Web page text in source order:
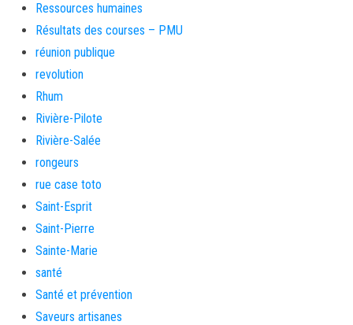
Ressources humaines
Résultats des courses – PMU
réunion publique
revolution
Rhum
Rivière-Pilote
Rivière-Salée
rongeurs
rue case toto
Saint-Esprit
Saint-Pierre
Sainte-Marie
santé
Santé et prévention
Saveurs artisanes